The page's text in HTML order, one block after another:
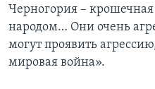
Черногория –
народом… Они очень
могут проявить
мировая война».